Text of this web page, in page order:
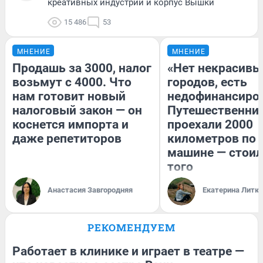
креативных индустрий и корпус Вышки
15 486 53
МНЕНИЕ
Продашь за 3000, налог
возьмут с 4000. Что
нам готовит новый
налоговый закон — он
коснется импорта и
даже репетиторов
Анастасия Завгородняя
МНЕНИЕ
«Нет
городов, есть
проехали 2000
километров по
машине —
того
Екатерина
РЕКОМЕНДУЕМ
Работает в клинике и играет в театре —